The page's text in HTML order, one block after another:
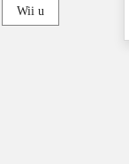
Wii u